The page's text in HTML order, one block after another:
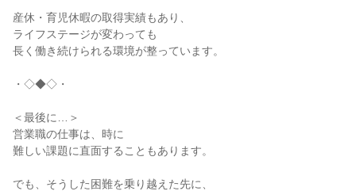
産休・育児休暇の取得実績もあり、
ライフステージが変わっても
長く働き続けられる環境が整っています。
・◇◆◇・
＜最後に…＞
営業職の仕事は、時に
難しい課題に直面することもあります。
でも、そうした困難を乗り越えた先に、